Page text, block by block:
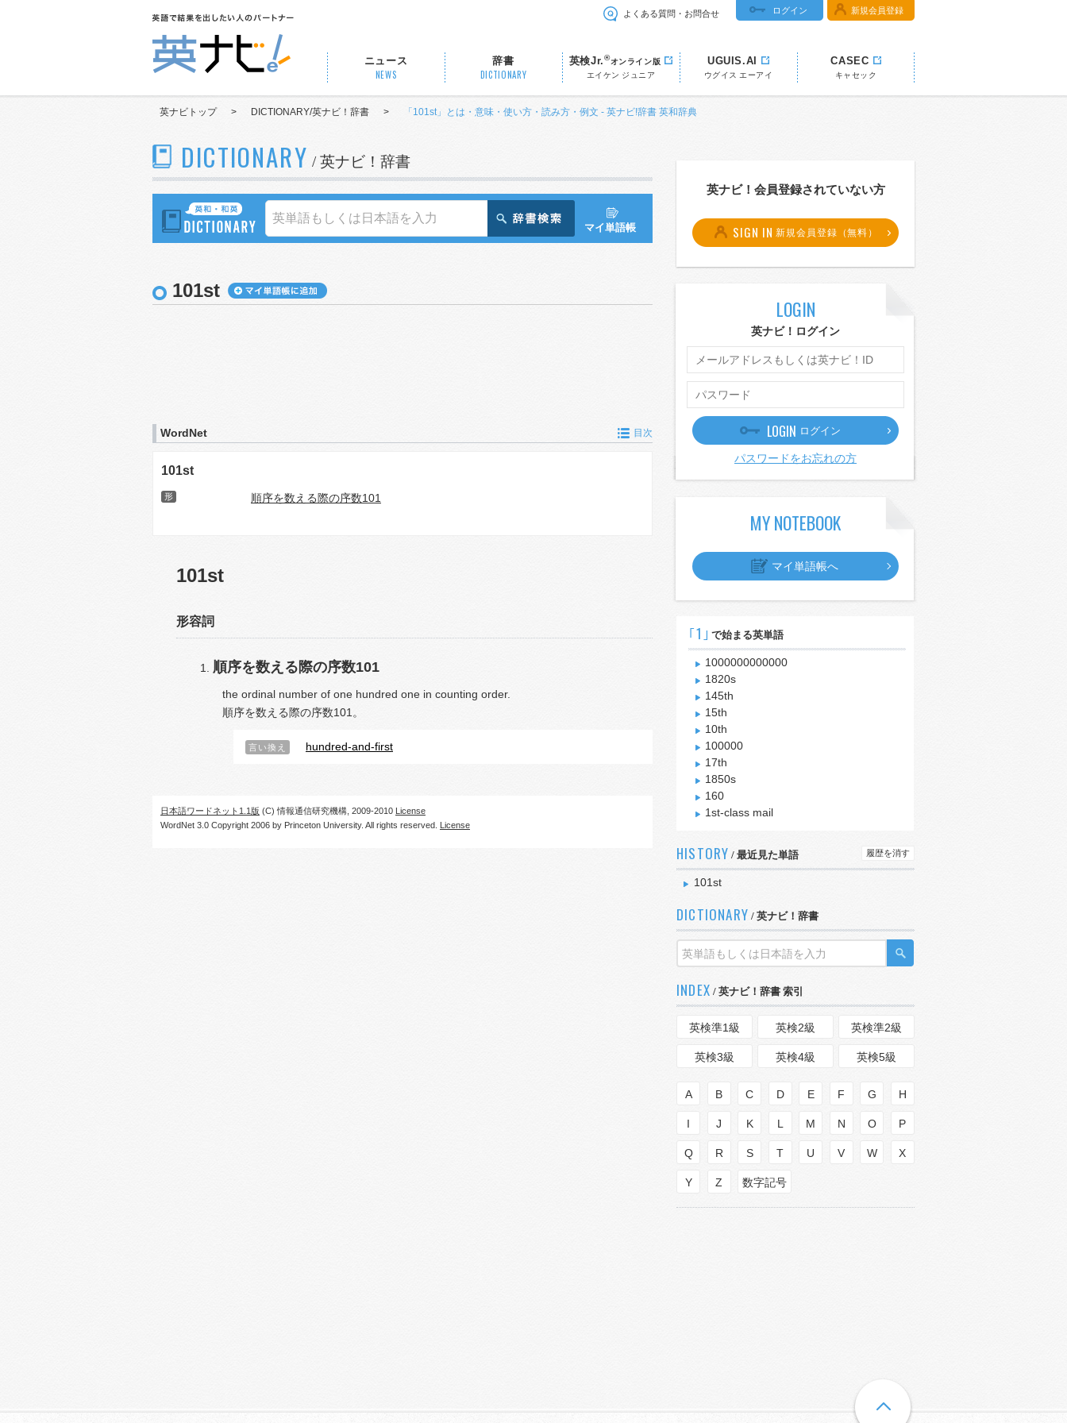
よくある質問・お問合せ ログイン 新規会員登録
ニュース
NEWS
辞書
DICTIONARY
英検Jr.®オンライン版
エイケン ジュニア
UGUIS.AI
ウグイス エーアイ
CASEC
キャセック
英ナビトップ > DICTIONARY/英ナビ！辞書 > 「101st」とは・意味・使い方・読み方・例文 - 英ナビ!辞書 英和辞典
DICTIONARY / 英ナビ！辞書
マイ単語帳
101st
WordNet 目次
101st
形 順序を数える際の序数101
101st
形容詞
順序を数える際の序数101
the ordinal number of one hundred one in counting order.
順序を数える際の序数101。
言い換え hundred-and-first
日本語ワードネット1.1版 (C) 情報通信研究機構, 2009-2010 License
WordNet 3.0 Copyright 2006 by Princeton University. All rights reserved. License
英ナビ！会員登録されていない方
SIGN IN 新規会員登録（無料）
LOGIN
英ナビ！ログイン
LOGIN ログイン
パスワードをお忘れの方
MY NOTEBOOK
マイ単語帳へ
｢1｣ で始まる英単語
1000000000000
1820s
145th
15th
10th
100000
17th
1850s
160
1st-class mail
HISTORY / 最近見た単語 履歴を消す
101st
DICTIONARY / 英ナビ！辞書
INDEX / 英ナビ！辞書 索引
英検準1級 英検2級 英検準2級
英検3級 英検4級 英検5級
A B C D E F G H
I J K L M N O P
Q R S T U V W X
Y Z 数字記号